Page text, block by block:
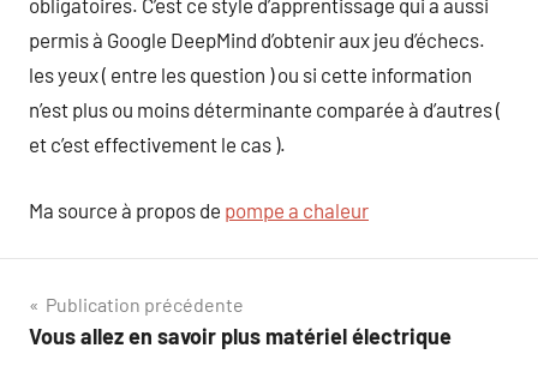
obligatoires. C’est ce style d’apprentissage qui a aussi
permis à Google DeepMind d’obtenir aux jeu d’échecs.
les yeux ( entre les question ) ou si cette information
n’est plus ou moins déterminante comparée à d’autres (
et c’est effectivement le cas ).
Ma source à propos de pompe a chaleur
Navigation
de
Publication précédente
Vous allez en savoir plus matériel électrique